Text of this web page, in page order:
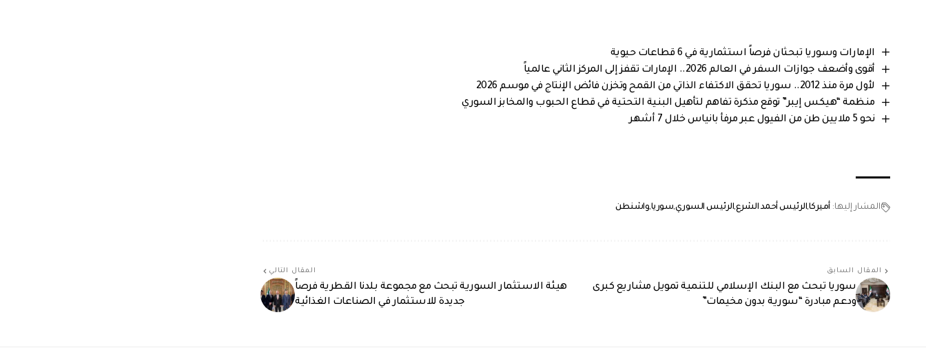
الإمارات وسوريا تبحثان فرصاً استثمارية في 6 قطاعات حيوية
أقوى وأضعف جوازات السفر في العالم 2026.. الإمارات تقفز إلى المركز الثاني عالمياً
لأول مرة منذ 2012.. سوريا تحقق الاكتفاء الذاتي من القمح وتخزن فائض الإنتاج في موسم 2026
منظمة “هيكس إيبر” توقع مذكرة تفاهم لتأهيل البنية التحتية في قطاع الحبوب والمخابز السوري
نحو 5 ملايين طن من الفيول عبر مرفأ بانياس خلال 7 أشهر
المشار إليها: أميركاالرئيس أحمد الشرعالرئيس السوريسورياواشنطن
المقال السابق
سوريا تبحث مع البنك الإسلامي للتنمية تمويل مشاريع كبرى
ودعم مبادرة “سورية بدون مخيمات”
المقال التالي
هيئة الاستثمار السورية تبحث مع مجموعة بلدنا القطرية فرصاً
جديدة للاستثمار في الصناعات الغذائية